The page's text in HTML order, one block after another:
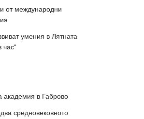
от международни
умения в Лятната
час“
академия в Габрово
средновековното